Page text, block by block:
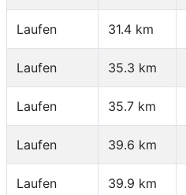
Laufen 31.4 km
Laufen 35.3 km
Laufen 35.7 km
Laufen 39.6 km
Laufen 39.9 km